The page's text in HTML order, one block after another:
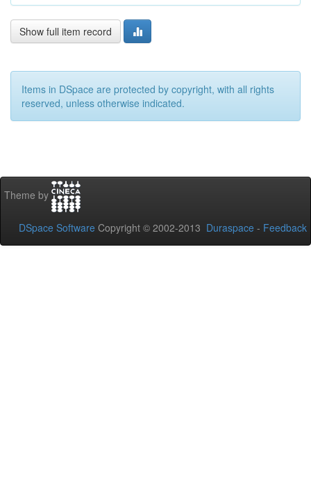
Show full item record
Items in DSpace are protected by copyright, with all rights
reserved, unless otherwise indicated.
Theme by
DSpace Software Copyright © 2002-2013 Duraspace - Feedback